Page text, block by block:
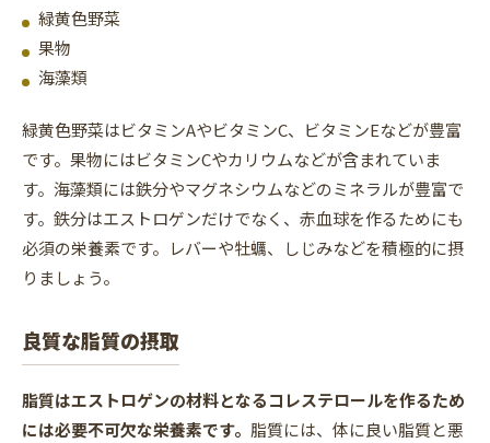
緑黄色野菜
果物
海藻類
緑黄色野菜はビタミンAやビタミンC、ビタミンEなどが豊富
です。果物にはビタミンCやカリウムなどが含まれていま
す。海藻類には鉄分やマグネシウムなどのミネラルが豊富で
す。鉄分はエストロゲンだけでなく、赤血球を作るためにも
必須の栄養素です。レバーや牡蠣、しじみなどを積極的に摂
りましょう。
良質な脂質の摂取
脂質はエストロゲンの材料となるコレステロールを作るため
には必要不可欠な栄養素です。 脂質には、体に良い脂質と悪